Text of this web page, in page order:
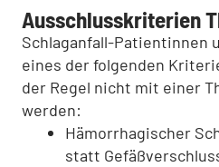
Ausschlusskriterien
Schlaganfall-Patientinnen
eines der folgenden
der Regel nicht mit einer
werden:
Hämorrhagischer
statt